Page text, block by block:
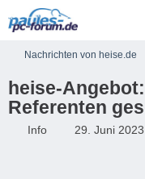
Nachrichten von heise.de
heise-
Referenten
Info 29. Juni